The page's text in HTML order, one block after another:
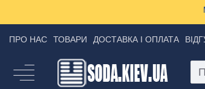
ПРО НАС ТОВАРИ ДОСТАВКА І ОПЛАТА